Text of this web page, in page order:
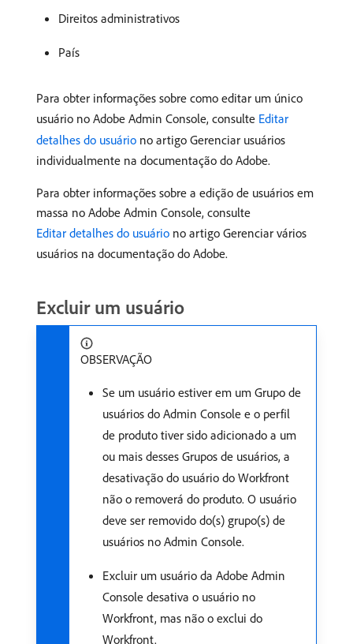
Direitos administrativos
País
Para obter informações sobre como editar um único
usuário no Adobe Admin Console, consulte Editar
detalhes do usuário no artigo Gerenciar usuários
individualmente na documentação do Adobe.
Para obter informações sobre a edição de usuários em
massa no Adobe Admin Console, consulte
Editar detalhes do usuário no artigo Gerenciar vários
usuários na documentação do Adobe.
Excluir um usuário
OBSERVAÇÃO
Se um usuário estiver em um Grupo de
usuários do Admin Console e o perfil
de produto tiver sido adicionado a um
ou mais desses Grupos de usuários, a
desativação do usuário do Workfront
não o removerá do produto. O usuário
deve ser removido do(s) grupo(s) de
usuários no Admin Console.
Excluir um usuário da Adobe Admin
Console desativa o usuário no
Workfront, mas não o exclui do
Workfront.